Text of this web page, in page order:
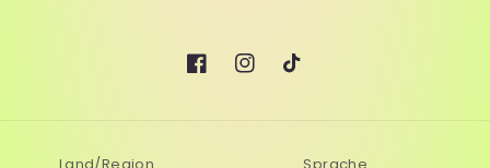
FacebookInstagram
TikTok